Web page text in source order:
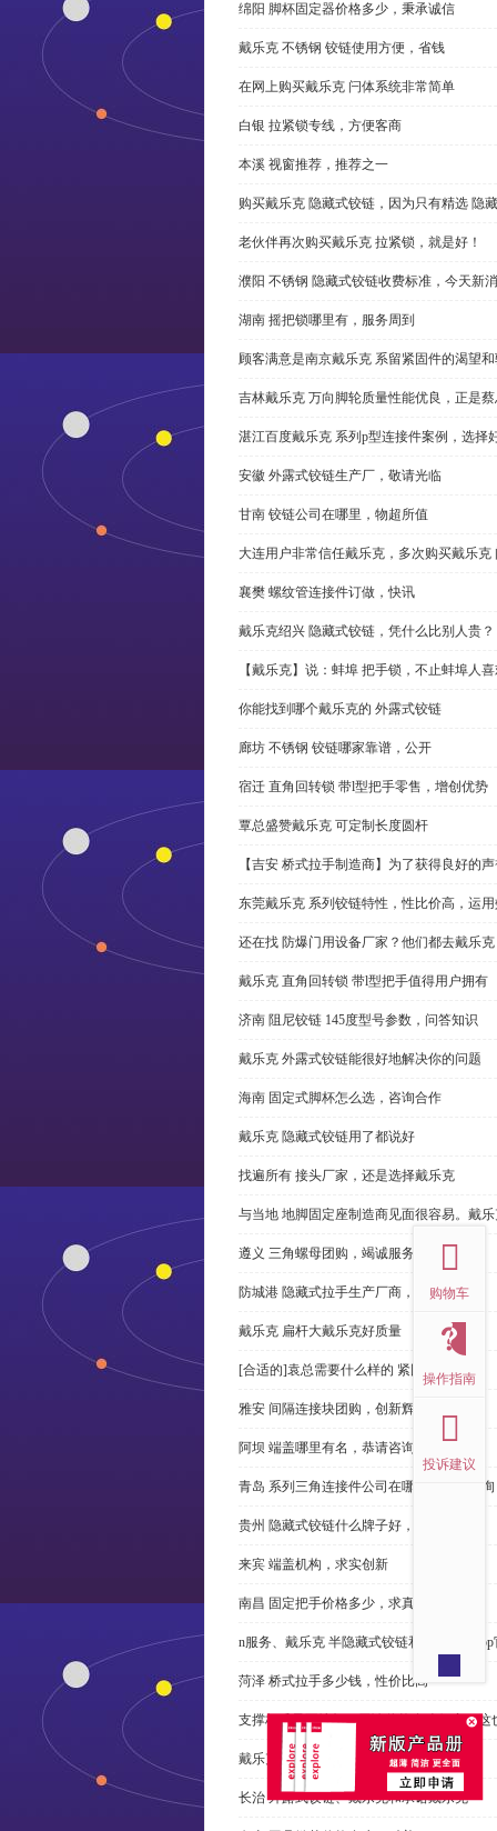
绵阳 脚杯固定器价格多少，秉承诚信
戴乐克 不锈钢 铰链使用方便，省钱
在网上购买戴乐克 闩体系统非常简单
白银 拉紧锁专线，方便客商
本溪 视窗推荐，推荐之一
购买戴乐克 隐藏式铰链，因为只有精选 隐
老伙伴再次购买戴乐克 拉紧锁，就是好！
濮阳 不锈钢 隐藏式铰链收费标准，今天新
湖南 摇把锁哪里有，服务周到
顾客满意是南京戴乐克 系留紧固件的渴望
吉林戴乐克 万向脚轮质量性能优良，正是
湛江百度戴乐克 系列p型连接件案例，选择
安徽 外露式铰链生产厂，敬请光临
甘南 铰链公司在哪里，物超所值
大连用户非常信任戴乐克，多次购买戴乐克
襄樊 螺纹管连接件订做，快讯
戴乐克绍兴 隐藏式铰链，凭什么比别人贵？
【戴乐克】说：蚌埠 把手锁，不止蚌埠人
你能找到哪个戴乐克的 外露式铰链
廊坊 不锈钢 铰链哪家靠谱，公开
宿迁 直角回转锁 带l型把手零售，增创优势
覃总盛赞戴乐克 可定制长度圆杆
【吉安 桥式拉手制造商】为了获得良好的
东莞戴乐克 系列铰链特性，性比价高，运
还在找 防爆门用设备厂家？他们都去戴乐克
戴乐克 直角回转锁 带l型把手值得用户拥有
济南 阻尼铰链 145度型号参数，问答知识
戴乐克 外露式铰链能很好地解决你的问题
海南 固定式脚杯怎么选，咨询合作
戴乐克 隐藏式铰链用了都说好
找遍所有 接头厂家，还是选择戴乐克
与当地 地脚固定座制造商见面很容易。戴
遵义 三角螺母团购，竭诚服务
防城港 隐藏式拉手生产厂商，尊重客户
戴乐克 扁杆大戴乐克好质量
[合适的]袁总需要什么样的 紧固件？
雅安 间隔连接块团购，创新辉煌
阿坝 端盖哪里有名，恭请咨询
青岛 系列三角连接件公司在哪里，免费咨询
贵州 隐藏式铰链什么牌子好，恭请来电
来宾 端盖机构，求实创新
南昌 固定把手价格多少，求真务实
n服务、戴乐克 半隐藏式铰链和米乐体育
菏泽 桥式拉手多少钱，性价比高
支撑杆质量不达标？无论价格多么便宜，这
戴乐克 系列三角螺母不好，但更好
长治 外露式铰链、戴乐克和承诺戴乐克
top
购物车
操作指南
投诉建议